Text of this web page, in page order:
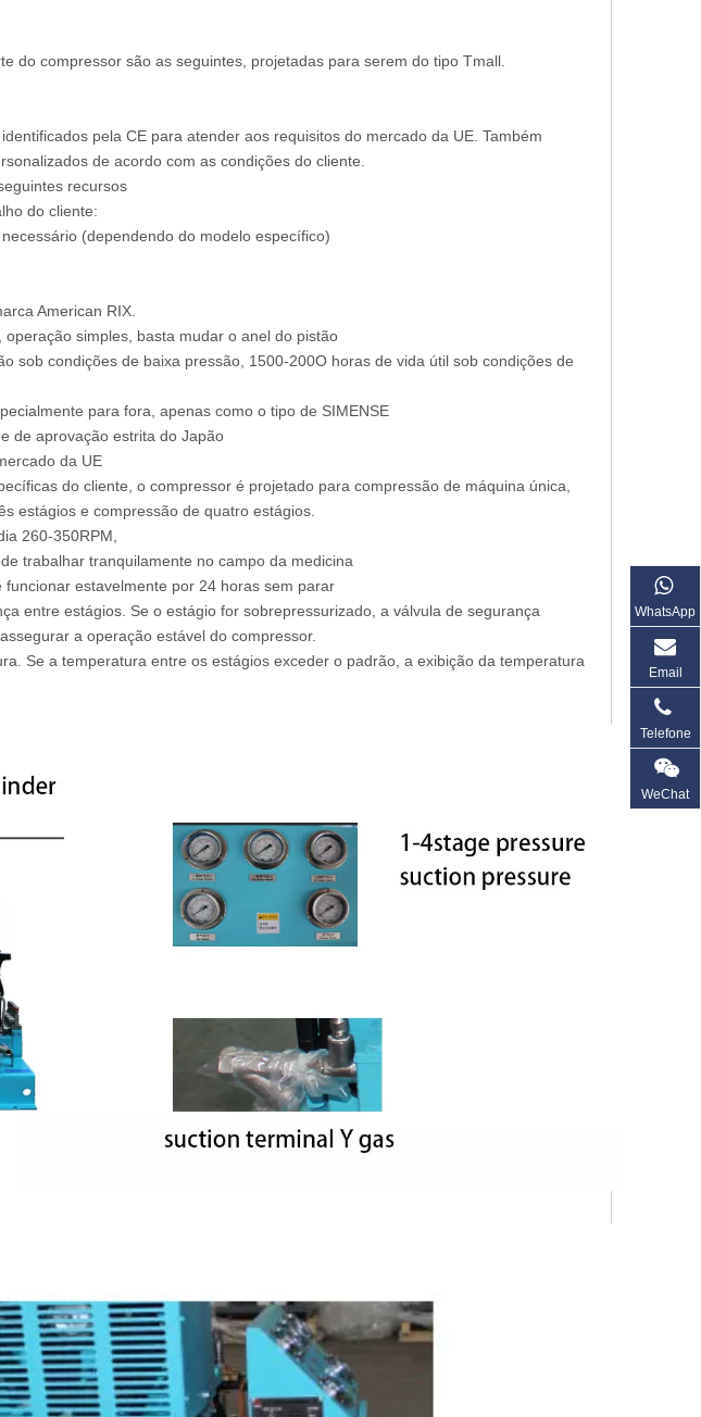
do compressor são as seguintes, projetadas para serem do tipo Tmall.
pela CE para atender aos requisitos do mercado da UE. Também
de acordo com as condições do cliente.
recursos
do cliente:
(dependendo do modelo específico)
American RIX.
simples, basta mudar o anel do pistão
sob condições de baixa pressão, 1500-200O horas de vida útil sob condições de
para fora, apenas como o tipo de SIMENSE
de aprovação estrita do Japão
da UE
do cliente, o compressor é projetado para compressão de máquina única,
estágios e compressão de quatro estágios.
260-350RPM,
trabalhar tranquilamente no campo da medicina
estavelmente por 24 horas sem parar
entre estágios. Se o estágio for sobrepressurizado, a válvula de segurança
a operação estável do compressor.
Se a temperatura entre os estágios exceder o padrão, a exibição da temperatura
WhatsApp
Email
Telefone
WeChat